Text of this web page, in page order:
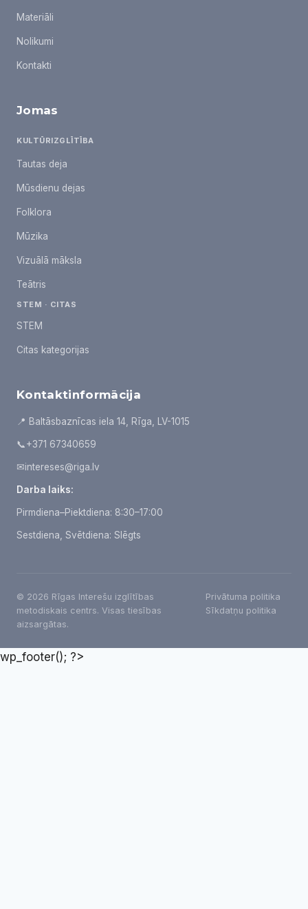
Materiāli
Nolikumi
Kontakti
Jomas
KULTŪRIZGLĪTĪBA
Tautas deja
Mūsdienu dejas
Folklora
Mūzika
Vizuālā māksla
Teātris
STEM · CITAS
STEM
Citas kategorijas
Kontaktinformācija
📍 Baltāsbaznīcas iela 14, Rīga, LV-1015
📞+371 67340659
✉intereses@riga.lv
Darba laiks:
Pirmdiena–Piektdiena: 8:30–17:00
Sestdiena, Svētdiena: Slēgts
© 2026 Rīgas Interešu izglītības
metodiskais centrs. Visas tiesības
aizsargātas.
Privātuma politika
Sīkdatņu politika
wp_footer(); ?>